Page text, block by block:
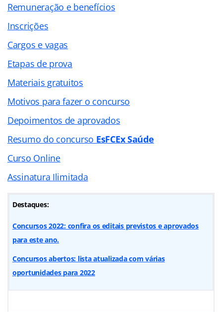
Remuneração e benefícios
Inscrições
Cargos e vagas
Etapas de prova
Materiais gratuitos
Motivos para fazer o concurso
Depoimentos de aprovados
Resumo do concurso EsFCEx Saúde
Curso Online
Assinatura Ilimitada
Destaques:
Concursos 2022: confira os editais previstos e aprovados
para este ano.
Concursos abertos: lista atualizada com várias
oportunidades para 2022